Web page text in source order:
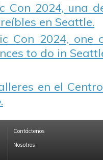
Con 2024, una
en Seattle.
Con 2024,
to do in
en el
Contáctenos
Nosotros